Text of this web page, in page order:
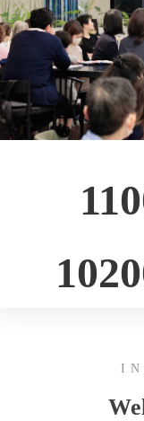
多くの悩みは